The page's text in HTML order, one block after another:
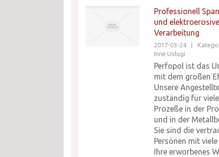
Professionell
und elektroerosive
Verarbeitung
2017-03-24
Inne Usługi
Perfopol ist das
mit dem großen
Unsere
zuständig für
Prozeße in der
und in der
Sie sind die
Persönen mit
Ihre erworbenes